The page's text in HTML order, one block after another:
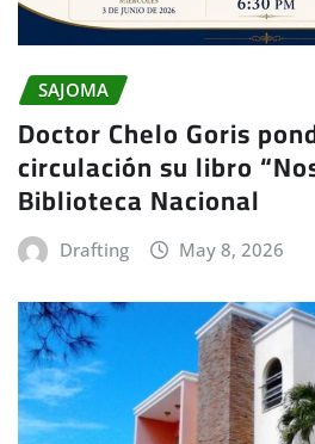
SAJOMA
Doctor Chelo Goris
circulación su libro
Biblioteca Nacional
Drafting May 8, 2026